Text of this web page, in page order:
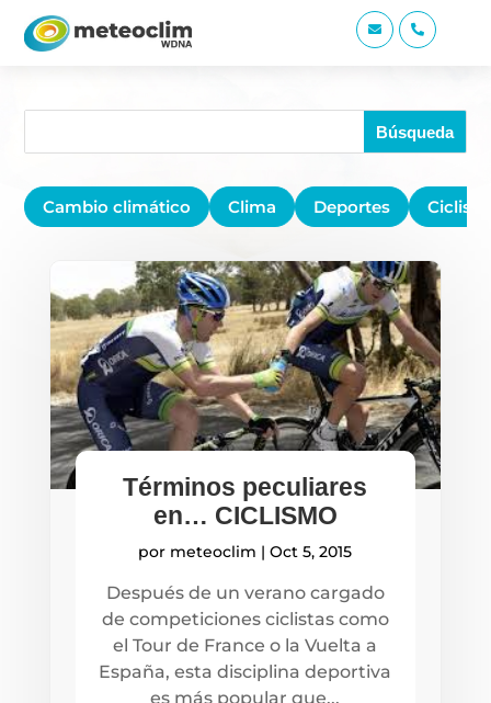
 
Cambio climático Clima Deportes
Términos peculiares
en… CICLISMO
por meteoclim |Oct 5, 2015
Después de un verano cargado
de competiciones ciclistas como
el Tour de France o la Vuelta a
España, esta disciplina deportiva
es más popular que...